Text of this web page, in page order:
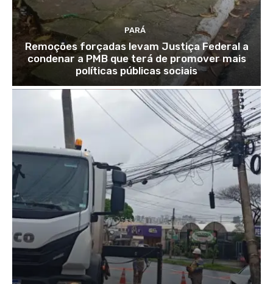
PARÁ
Remoções forçadas levam Justiça Federal a
condenar a PMB que terá de promover mais
políticas públicas sociais